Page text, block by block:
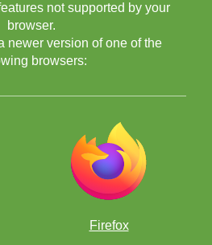
not supported by your
browser.
newer version of one of the
browsers:
Firefox